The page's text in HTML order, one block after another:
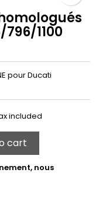
1100
pour Ducati
included
cart
nous